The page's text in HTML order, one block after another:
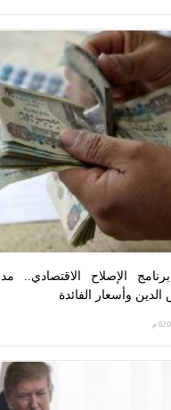
الإصلاح الاقتصادي..
وأسعار الفائدة